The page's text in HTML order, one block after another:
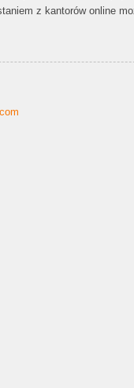
z kantorów online